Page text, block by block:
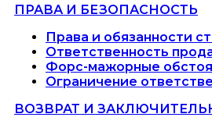
ПРАВА И БЕЗОПАСНОСТЬ
Права и обязанности
Ответственность
Форс-мажорные
Ограничение
ВОЗВРАТ И